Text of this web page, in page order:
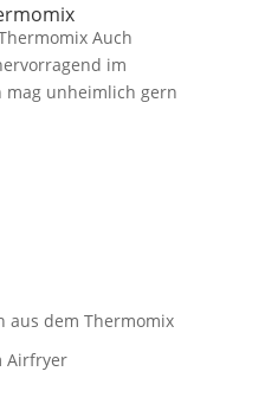
Auch
im
mag unheimlich gern
aus dem Thermomix
Airfryer